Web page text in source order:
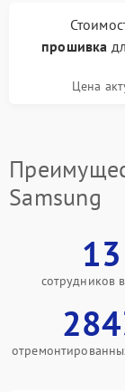
прошивка
Цена
Samsung
13
сотрудников